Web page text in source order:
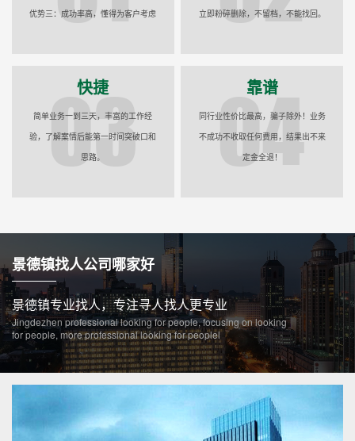
优势三：成功率高，懂得为客户考虑
立即粉碎删除，不留档，不能找回。
快捷
简单业务一到三天，丰富的工作经
验，了解案情后能第一时间突破口和
思路。
靠谱
同行业性价比最高，骗子除外！业务
不成功不收取任何费用，结果出不来
定金全退！
景德镇找人公司哪家好
景德镇专业找人，专注寻人找人更专业
Jingdezhen professional looking for people, focusing on looking
for people, more professional looking for peoplel